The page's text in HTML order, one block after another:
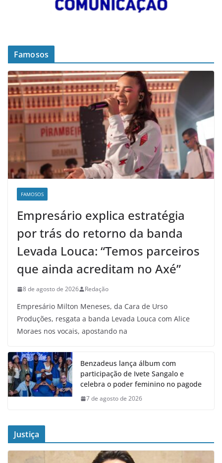
Famosos
FAMOSOS
Empresário explica estratégia
por trás do retorno da banda
Levada Louca: “Temos parceiros
que ainda acreditam no Axé”
8 de agosto de 2026 Redação
Empresário Milton Meneses, da Cara de Urso
Produções, resgata a banda Levada Louca com Alice
Moraes nos vocais, apostando na
Benzadeus lança álbum com
participação de Ivete Sangalo e
celebra o poder feminino no pagode
7 de agosto de 2026
Justiça